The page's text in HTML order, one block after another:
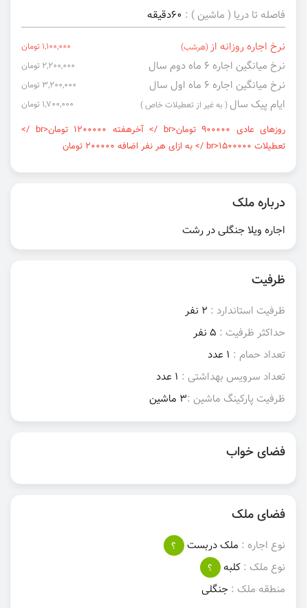
فاصله تا دریا ( ماشین ) : 60دقیقه
نرخ اجاره روزانه از (هرشب) 1,100,000 تومان
نرخ میانگین اجاره ۶ ماه دوم سال 2,200,000 تومان
نرخ میانگین اجاره ۶ ماه اول سال 3,200,000 تومان
ایام پیک سال ( به غیر از تعطیلات خاص ) 1,700,000 تومان
روزهای عادی 900000 تومان<br /> آخرهفته 1200000 تومان<br />
تعطیلات 1500000<br /> به ازای هر نفر اضافه 200000 تومان
درباره ملک
اجاره ویلا جنگلی در رشت
ظرفیت
ظرفیت استاندارد : 2 نفر
حداکثر ظرفیت : 5 نفر
تعداد حمام : 1 عدد
تعداد سرویس بهداشتی : 1 عدد
ظرفیت پارکینگ ماشین :3 ماشین
فضای خواب
فضای ملک
نوع اجاره : ملک دربست
؟
نوع ملک : کلبه
؟
منطقه ملک : جنگلی